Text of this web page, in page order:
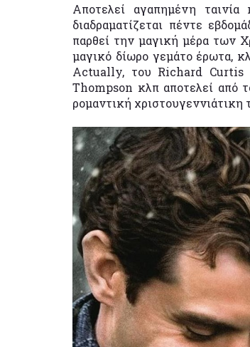
Αποτελεί αγαπημένη
διαδραματίζεται πέντε
παρθεί την μαγική μέρα των
μαγικό δίωρο γεμάτο έρωτα,
Actually, του Richard
Thompson κλπ αποτελεί από
ρομαντική χριστουγεννιάτικη